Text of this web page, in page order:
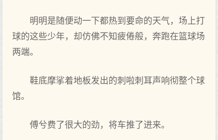
明明是随便动一下都热到要命的天气，场上打
球的这些少年，却仿佛不知疲倦般，奔跑在篮球场
两端。
鞋底摩挲着地板发出的刺啦刺耳声响彻整个球
馆。
傅兮费了很大的劲，将车推了进来。